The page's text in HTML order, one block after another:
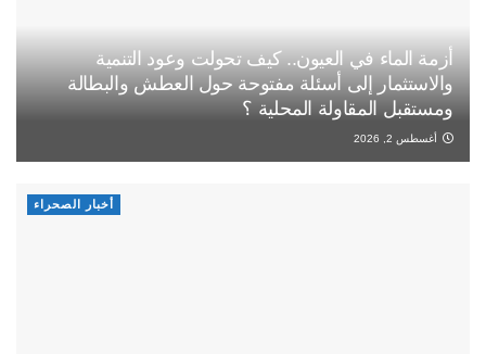
أزمة الماء في العيون.. كيف تحولت وعود التنمية
والاستثمار إلى أسئلة مفتوحة حول العطش والبطالة
ومستقبل المقاولة المحلية ؟
أغسطس 2, 2026
أخبار الصحراء